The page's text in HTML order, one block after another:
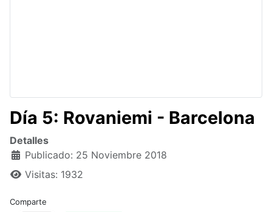
Día 5: Rovaniemi - Barcelona
Detalles
Publicado: 25 Noviembre 2018
Visitas: 1932
Comparte